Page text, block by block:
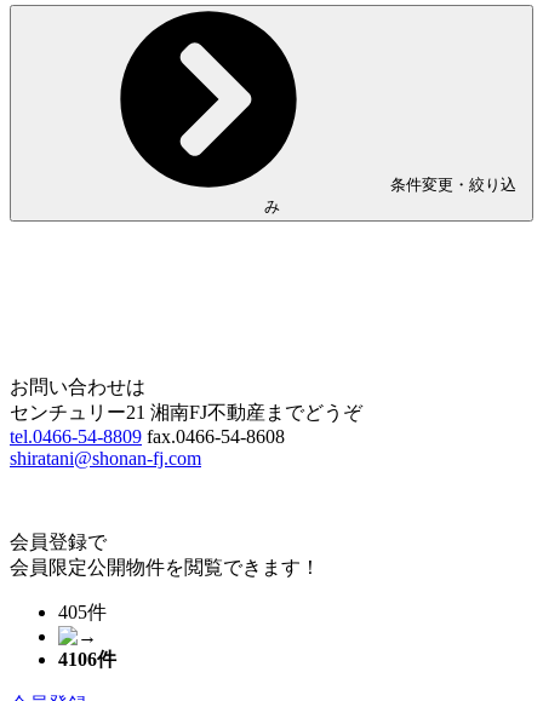
条件変更・絞り込
み
お問い合わせは
センチュリー21 湘南FJ不動産までどうぞ
tel.0466-54-8809 fax.0466-54-8608
shiratani@shonan-fj.com
会員登録で
会員限定公開物件を閲覧できます！
405件
4106件